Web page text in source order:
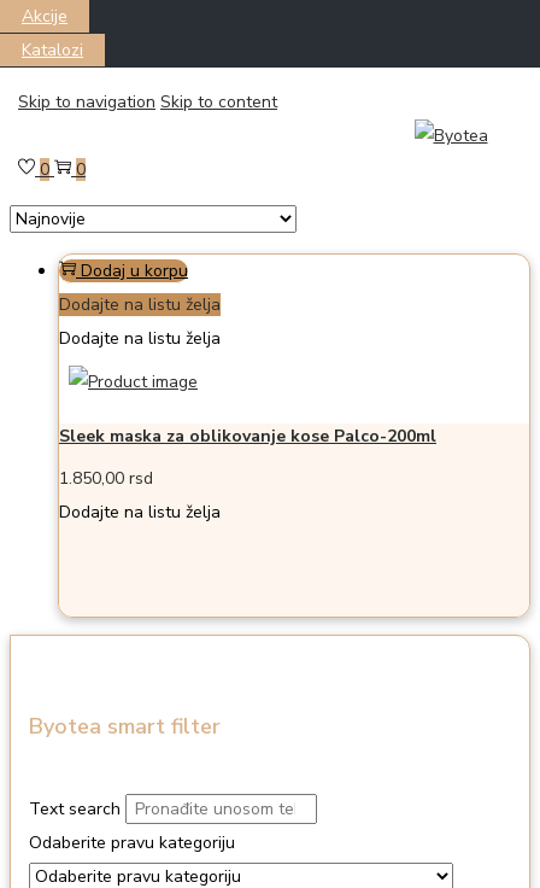
Akcije
Katalozi
Skip to navigation Skip to content
0 0
Filter
Prikazano the single proizvod
Dodaj u korpu
Dodajte na listu želja
Dodajte na listu želja
Sleek maska za oblikovanje kose Palco-200ml
1.850,00 rsd
Dodajte na listu želja
Byotea smart filter
Text search
Odaberite pravu kategoriju